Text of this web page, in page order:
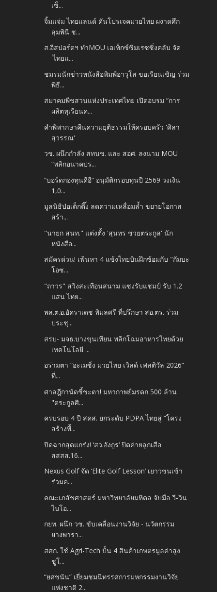
เซ็...
จิ้มแจ่ม ไทยแลนด์ ดันโปรเจคมวยไทย ผงาดศึก
ลุมพินี ช...
ส.อีสปอร์ตฯ ทำMOU เอเพ็กซ์ซิมเรซซิ่งคลับ จัด
'ไทยแ...
ชมรมนักข่าวหนังสือพิมพ์อาวุโส ขอเรียนเชิญ ร่วม
พิธี...
สมาคมพืชสวนแห่งประเทศไทย เปิดอบรม “การ
ผลิตทุเรียนค...
คำพิพากษาคืนความยุติธรรมให้ครอบครัว 'ศิลา
สุวรรณ'
วช. ผนึกกำลัง สทนช. และ สอศ. ลงนาม MOU
“พลิกอนาคปร...
“บอร์ดกองทุนดีอี” อนุมัติกรอบทุนปี 2569 วงเงิน
1,0...
มูลนิธิป่อเต็กตึ๊ง ลดความเหลื่อมล้ำ ขยายโอกาส
สร้า...
"นายก สนท." แต่งตั้ง 'สุนทร ช่วยตระกูล' นัก
หนังสือ...
สมัครด่วน! เฟ้นหา 4 แข้งไทยบินฝึกซ้อมกับ "กัมบะ
โอซ...
"ถาวร" สวิงสะเทือนสนาม แซงรับแชมป์ รับ 1.2
แสน ไทย...
พล.ต.อ.อัคราเดช พิมลศรี ที่ปรึกษา สอ.ตร. ร่วม
ประชุ...
สรบ- มจธ.บางขุนเทียน พลิกโฉมอาหารไทยด้วย
เทคโนโลยี ...
อร่ามตา “อะเมซิ่ง มวยไทย เวิลด์ เฟสติวัล 2026”
ที่...
ศาลฎีกานัดชี้ชะตา! มหากาพย์มรดก 500 ล้าน
"ตระกูลศิ...
ครบรอบ 4 ปี สคส. ยกระดับ PDPA ไทยสู่ “โครง
สร้างพื้...
ปิดฉากสุดแกร่ง! ‘สว.อังกูร‘ ปิดค่ายลูกเสือ
สสสส.16...
Nexus Golf จัด ‘Elite Golf Lesson’ เยาวชนเข้า
ร่วมค...
คณะเภสัชศาสตร์ มหาวิทยาลัยมหิดล จับมือ วี-วิน
ไบโอ...
กยท. ผนึก วช. ขับเคลื่อนงานวิจัย - นวัตกรรม
ยางพารา...
สศก. ใช้ Agri-Tech ปั้น 4 สินค้าเกษตรมูลค่าสูง
ชูโ...
“ยศชนัน” เยี่ยมชมนิทรรศการมหกรรมงานวิจัย
แห่งชาติ 2...